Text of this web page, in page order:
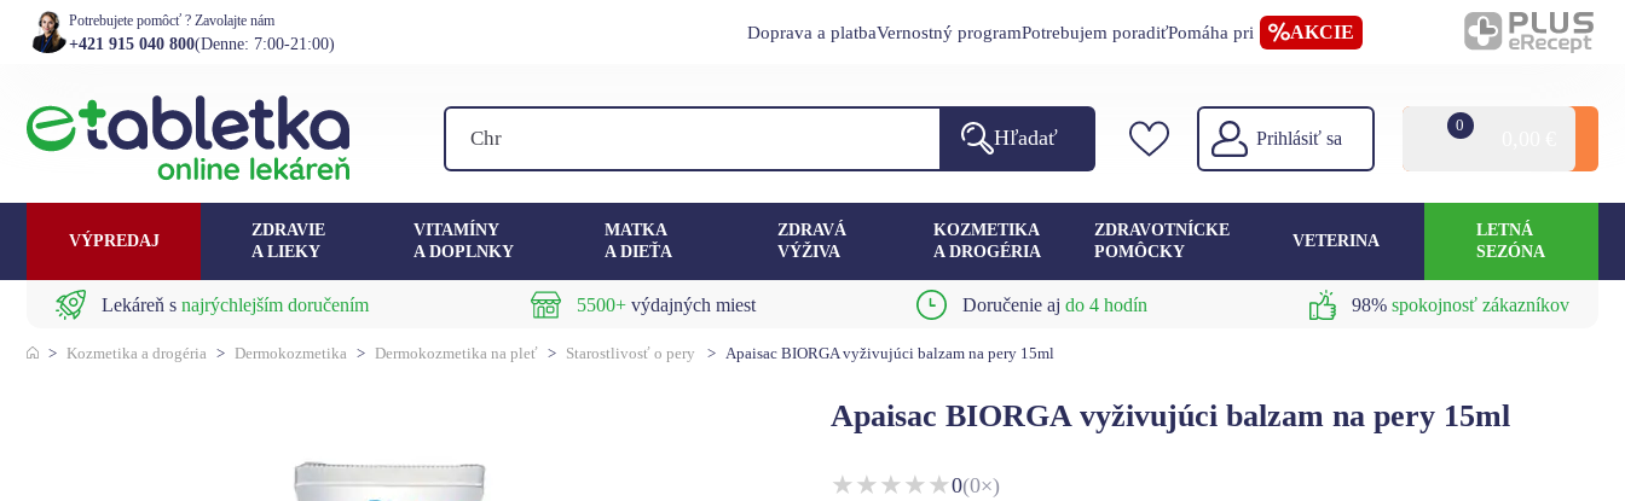
Potrebujete pomôcť ? Zavolajte nám
+421 915 040 800(Denne: 7:00-21:00)
Doprava a platbaVernostný programPotrebujem poradiťPomáha pri AKCIE
Hľadať Prihlásiť sa
0
VÝPREDAJ
ZDRAVIE
A LIEKY
VITAMÍNY
A DOPLNKY
MATKA
A DIEŤA
ZDRAVÁ
VÝŽIVA
KOZMETIKA
A DROGÉRIA
ZDRAVOTNÍCKE
POMÔCKY
VETERINA
LETNÁ
SEZÓNA
Lekáreň snajrýchlejším doručením 5500+výdajných miest Doručenie ajdo 4 hodín 98% spokojnosť zákazníkov
> Kozmetika a drogéria > Dermokozmetika > Dermokozmetika na pleť > Starostlivosť o pery > Apaisac BIORGA vyživujúci balzam na pery 15ml
Apaisac BIORGA vyživujúci balzam na pery 15ml
★★★★★0(0×)